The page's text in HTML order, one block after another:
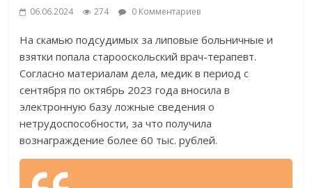
06.06.2024 274 0 Комментариев
На скамью подсудимых за липовые больничные и
взятки попала старооскольский врач-терапевт.
Согласно материалам дела, медик в период с
сентября по октябрь 2023 года вносила в
электронную базу ложные сведения о
нетрудоспособности, за что получила
вознаграждение более 60 тыс. рублей.